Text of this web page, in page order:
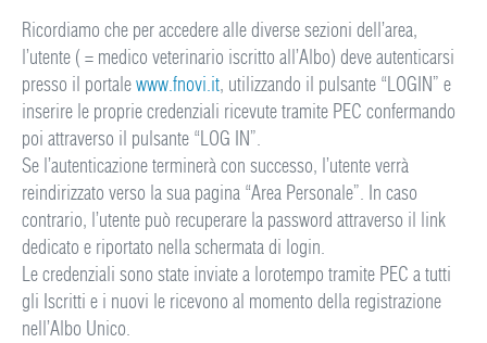
Ricordiamo che per accedere alle diverse sezioni dell’area,
l’utente ( = medico veterinario iscritto all’Albo) deve autenticarsi
presso il portalewww.fnovi.it, utilizzando il pulsante “LOGIN” e
inserire le proprie credenziali ricevute tramite PEC confermando
poi attraverso il pulsante “LOG IN”.
Se l’autenticazione terminerà con successo, l’utente verrà
reindirizzato verso la sua pagina “Area Personale”. In caso
contrario, l’utente può recuperare la password attraverso il link
dedicato e riportato nella schermata di login.
Le credenziali sono state inviate a lorotempo tramite PEC a tutti
gli Iscritti e i nuovi le ricevono al momento della registrazione
nell’Albo Unico.